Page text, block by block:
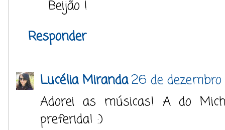
Beijão !
Responder
Lucélia Miranda26 de
Adorei as músicas! A do
preferida! :)